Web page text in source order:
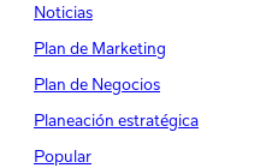
Noticias
Plan de Marketing
Plan de Negocios
Planeación estratégica
Popular